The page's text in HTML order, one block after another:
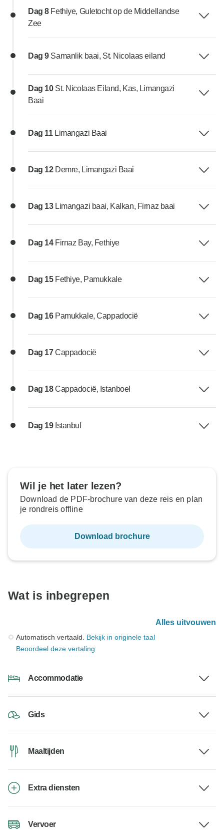
Dag 8 Fethiye, Guletocht op de Middellandse
Zee
Dag 9 Samanlik baai, St. Nicolaas eiland
Dag 10 St. Nicolaas Eiland, Kas, Limangazi
Baai
Dag 11 Limangazi Baai
Dag 12 Demre, Limangazi Baai
Dag 13 Limangazi baai, Kalkan, Firnaz baai
Dag 14 Firnaz Bay, Fethiye
Dag 15 Fethiye, Pamukkale
Dag 16 Pamukkale, Cappadocië
Dag 17Cappadocië
Dag 18Cappadocië, Istanboel
Dag 19 Istanbul
Wil je het later lezen?
Download de PDF-brochure van deze reis en plan
je rondreis offline
Download brochure
Wat is inbegrepen
Alles uitvouwen
Automatisch vertaald. Bekijk in originele taal
Beoordeel deze vertaling
Accommodatie
Gids
Maaltijden
Extra diensten
Vervoer